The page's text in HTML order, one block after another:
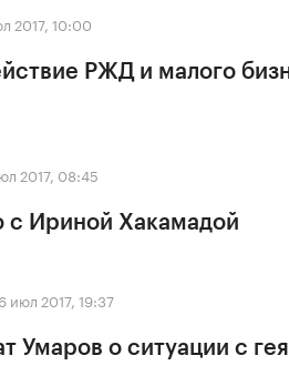
2017, 10:00
РЖД и малого
2017, 08:45
с Ириной Хакамадой
июл 2017, 19:37
Умаров о ситуации с